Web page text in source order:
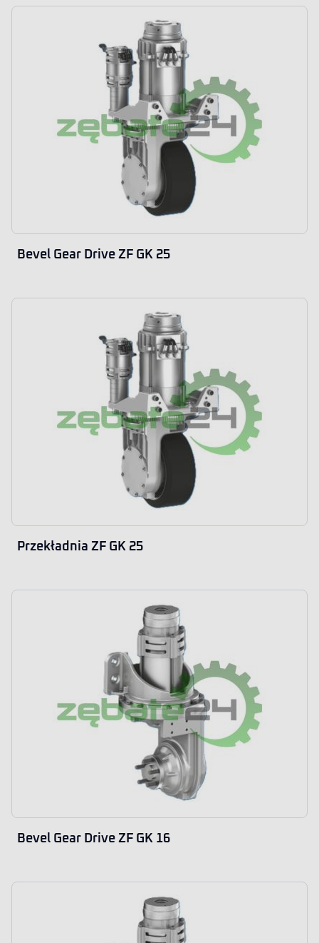
Bevel Gear Drive ZF GK 25
Przekładnia ZF GK 25
Bevel Gear Drive ZF GK 16